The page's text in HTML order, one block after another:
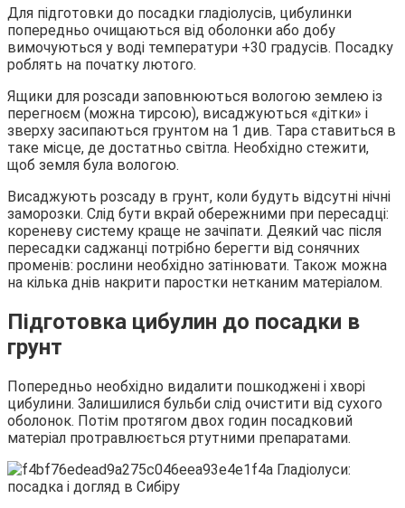
Для підготовки до посадки гладіолусів, цибулинки
попередньо очищаються від оболонки або добу
вимочуються у воді температури +30 градусів. Посадку
роблять на початку лютого.
Ящики для розсади заповнюються вологою землею із
перегноєм (можна тирсою), висаджуються «дітки» і
зверху засипаються грунтом на 1 див. Тара ставиться в
таке місце, де достатньо світла. Необхідно стежити,
щоб земля була вологою.
Висаджують розсаду в грунт, коли будуть відсутні нічні
заморозки. Слід бути вкрай обережними при пересадці:
кореневу систему краще не зачіпати. Деякий час після
пересадки саджанці потрібно берегти від сонячних
променів: рослини необхідно затінювати. Також можна
на кілька днів накрити паростки нетканим матеріалом.
Підготовка цибулин до посадки в
грунт
Попередньо необхідно видалити пошкоджені і хворі
цибулини. Залишилися бульби слід очистити від сухого
оболонок. Потім протягом двох годин посадковий
матеріал протравлюється ртутними препаратами.